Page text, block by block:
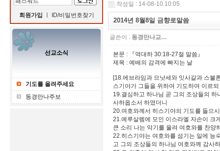
회원가입 ID/비밀번호찾기
선교소식
기도를 올려주세요
동경만나주보
작성일 : 14-08-10 10:05
2014년 8월8일 금향로말씀
글쓴이 : 동경만나교…
본문 : 『역대하 30:18-27절 말씀』
제목 : 예배의 감격에 빠지는 날
[18.에브라임과 므낫세와 잇사갈과 스불
스기야가 그들을 위하여 기도하여 이르
19.결심하고 하나님 곧 그의 조상들의
사하옵소서 하였더니
20.여호와께서 히스기야의 기도를 들으
21.예루살렘에 모인 이스라엘 자손이 크
큰 소리 나는 악기를 울려 여호와를 찬양
22.히스기야는 여호와를 섬기는 일에 능
고 그의 조상들의 하나님 여호와께 감사